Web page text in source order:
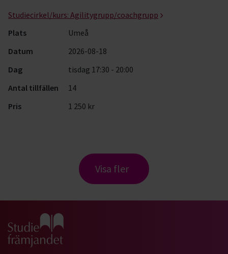
Studiecirkel/kurs: Agilitygrupp/coachgrupp
Plats
Umeå
Datum
2026-08-18
Dag
tisdag 17:30 - 20:00
Antal tillfällen
14
Pris
1 250 kr
Visa fler
Gå till studiefrämjandets startsida